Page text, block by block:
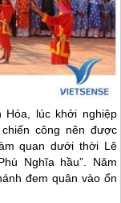
Hóa, lúc khởi nghiệp
công nên được
quan dưới thời Lê
Nghĩa hầu”. Năm
đem quân vào ổn